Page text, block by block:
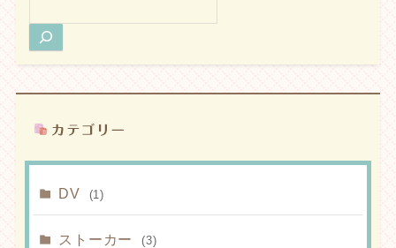
索
DV (1)
ストーカー (3)